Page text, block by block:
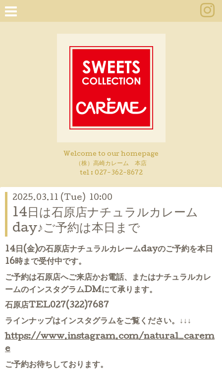
Welcome to our homepage
（株）高崎カレーム 本店
tel : 027-362-8672
2025.03.11 (Tue) 10:00
14日は石原店ナチュラルカレーム
day♪ご予約は本日まで
14日(金)の石原店ナチュラルカレームdayのご予約を本日
16時まで受付中です。
ご予約は石原店へご来店かお電話、またはナチュラルカレ
ームのインスタグラムDMにて承ります。
石原店TEL027(322)7687
ラインナップはインスタグラムをご覧ください。
↓↓↓
https://www.instagram.com/natural_carem
e
ご予約お待ちしております。